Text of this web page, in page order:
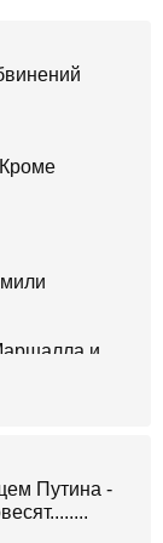
и
отказался,
Путина -